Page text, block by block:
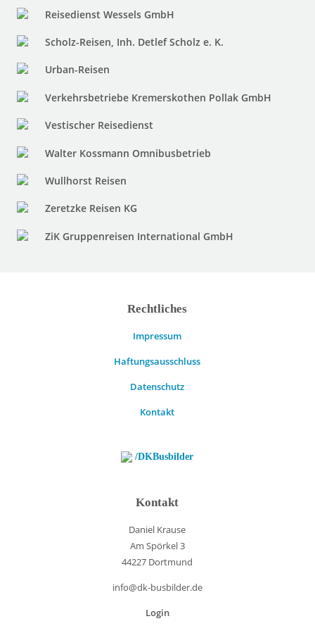
Reisedienst Wessels GmbH
Scholz-Reisen, Inh. Detlef Scholz e. K.
Urban-Reisen
Verkehrsbetriebe Kremerskothen Pollak GmbH
Vestischer Reisedienst
Walter Kossmann Omnibusbetrieb
Wullhorst Reisen
Zeretzke Reisen KG
ZiK Gruppenreisen International GmbH
Rechtliches
Impressum
Haftungsausschluss
Datenschutz
Kontakt
/DKBusbilder
Kontakt
Daniel Krause
Am Spörkel 3
44227 Dortmund
info@dk-busbilder.de
Login